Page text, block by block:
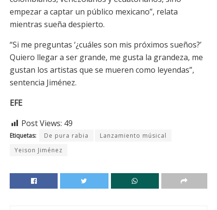
empezar a captar un público mexicano”, relata
mientras sueña despierto.
“Si me preguntas ‘¿cuáles son mis próximos sueños?’
Quiero llegar a ser grande, me gusta la grandeza, me
gustan los artistas que se mueren como leyendas”,
sentencia Jiménez.
EFE
Post Views: 49
Etiquetas: De pura rabia
Lanzamiento músical
Yeison Jiménez